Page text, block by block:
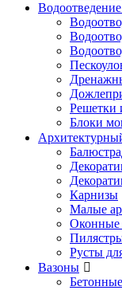
Решетки
Блоки
Карнизы
Малые
Оконные
Русты
Вазоны